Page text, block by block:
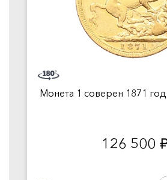
Монета 1 соверен 1871
126 500